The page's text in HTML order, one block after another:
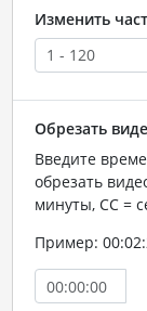
Изменить
Обрезать
Введите
обрезать
минуты, СС =
Пример: